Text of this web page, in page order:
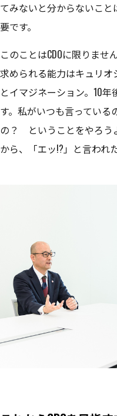
てみないと分からないこ
要です。
このことはCDOに限りま
求められる能力はキュリ
とイマジネーション。10
す。私がいつも言っている
の？ ということをやろう
から、「エッ!?」と言われ